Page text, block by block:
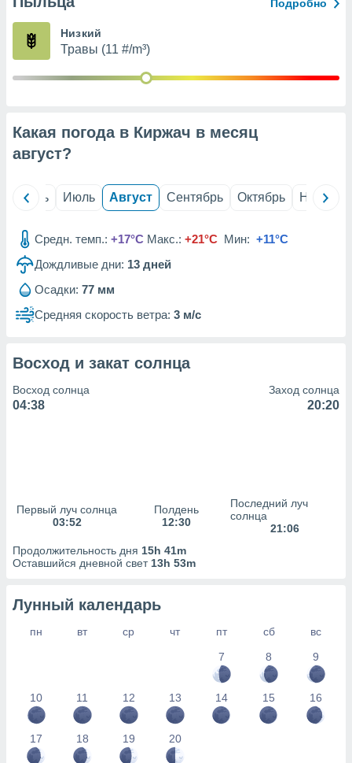
из
рекламы
сведения
Подробно
Низкий
Травы (11 #/m³)
Какая погода в Киржач в месяц
август?
Июнь Июль Август Сентябрь Октябрь Ноябрь
Средн. темп.: +17°C Макс.: +21°C Мин: +11°C
Дождливые дни: 13 дней
Осадки: 77 мм
Средняя скорость ветра: 3 м/с
Восход и закат солнца
Восход солнца
04:38
Заход солнца
20:20
Первый луч солнца
03:52
Полдень
12:30
Последний луч
солнца
21:06
Продолжительность дня 15h 41m
Оставшийся дневной свет 13h 53m
Лунный календарь
пн вт ср чт пт сб
вс
7
8 9
10 11 12 13 14 15 16
17 18 19 20